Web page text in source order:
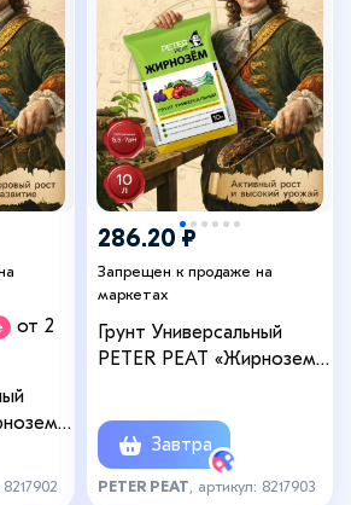
от 2
8217902
286.20 ₽
Запрещен к продаже на
маркетах
Грунт Универсальный
PETER PEAT «Жирнозем»,
Завтра
PETER PEAT , артикул: 8217903